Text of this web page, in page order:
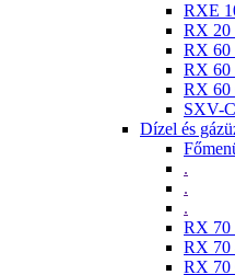
RXE
RX 20
RX 60
RX 60
RX 60
SXV-
Dízel és
.
.
.
RX 70
RX 70
RX 70